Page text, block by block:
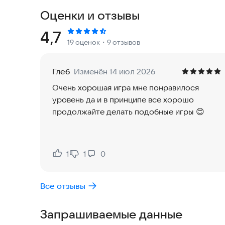
Уровень Веселья - один из самых опасных
Тусовщики. Они способны заманивать своих
уровень абсолютно безопасный, хотя это
выхода. Но это не так просто - по уровню
Вам повезло, что на этом уровне есть
рассудок. Удачи!
Оценки и отзывы
Рейтинг:
4,7 19 оценок ・9 отзывов
Глеб Изменён 14 июл 2026
Очень хорошая игра мне понравилося
уровень да и в принципе все хорошо
продолжайте делать подобные игры 😊
Нравится:
1
Не нравится:
1 0
Все отзывы
Запрашиваемые данные